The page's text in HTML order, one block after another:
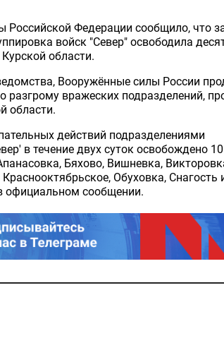
Российской Федерации сообщило, что
войск "Север" освободила
области.
Вооружённые силы России
разгрому вражеских подразделений,
области.
действий подразделениями
в течение двух суток освобождено 10
Бяхово, Вишневка,
Обуховка, Снагость
официальном сообщении.